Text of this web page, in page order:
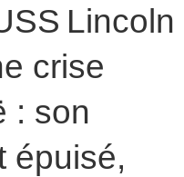
Lincoln
crise
: son
épuisé,